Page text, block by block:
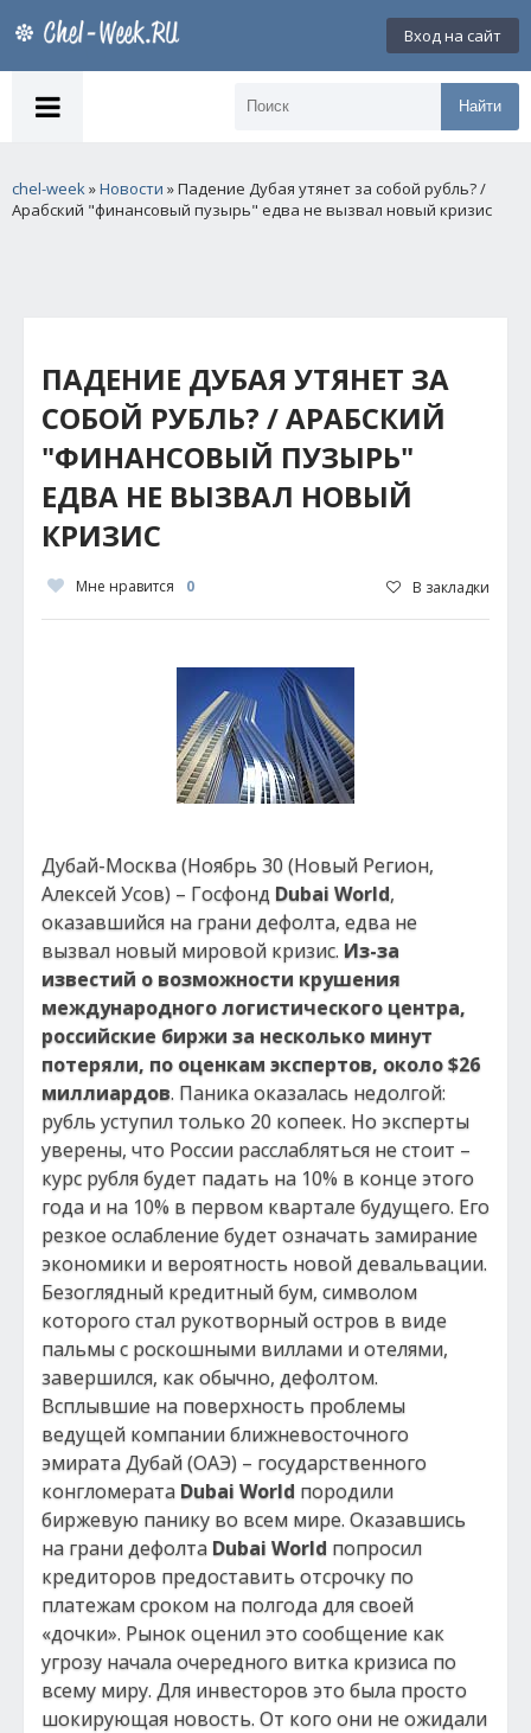
Вход на сайт
Найти
chel-week»Новости » Падение Дубая утянет за собой рубль? /
Арабский "финансовый пузырь" едва не вызвал новый кризис
ПАДЕНИЕ ДУБАЯ УТЯНЕТ ЗА
СОБОЙ РУБЛЬ? / АРАБСКИЙ
"ФИНАНСОВЫЙ ПУЗЫРЬ"
ЕДВА НЕ ВЫЗВАЛ НОВЫЙ
КРИЗИС
Мне нравится 0 В закладки
Дубай-Москва (Ноябрь 30 (Новый Регион,
Алексей Усов) – Госфонд Dubai World,
оказавшийся на грани дефолта, едва не
вызвал новый мировой кризис. Из-за
известий о возможности крушения
международного логистического центра,
российские биржи за несколько минут
потеряли, по оценкам экспертов, около $26
миллиардов. Паника оказалась недолгой:
рубль уступил только 20 копеек. Но эксперты
уверены, что России расслабляться не стоит –
курс рубля будет падать на 10% в конце этого
года и на 10% в первом квартале будущего. Его
резкое ослабление будет означать замирание
экономики и вероятность новой девальвации.
Безоглядный кредитный бум, символом
которого стал рукотворный остров в виде
пальмы с роскошными виллами и отелями,
завершился, как обычно, дефолтом.
Всплывшие на поверхность проблемы
ведущей компании ближневосточного
эмирата Дубай (ОАЭ) – государственного
конгломерата Dubai World породили
биржевую панику во всем мире. Оказавшись
на грани дефолта Dubai World попросил
кредиторов предоставить отсрочку по
платежам сроком на полгода для своей
«дочки». Рынок оценил это сообщение как
угрозу начала очередного витка кризиса по
всему миру. Для инвесторов это была просто
шокирующая новость. От кого они не ожидали